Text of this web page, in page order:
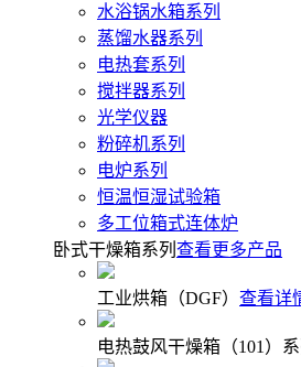
水浴锅水箱系列
蒸馏水器系列
电热套系列
搅拌器系列
光学仪器
粉碎机系列
电炉系列
恒温恒湿试验箱
多工位箱式连体炉
卧式干燥箱系列 查看更多产品
工业烘箱（DGF） 查看详
电热鼓风干燥箱（101）